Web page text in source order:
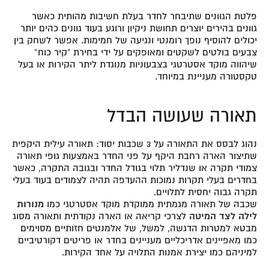
פלטת הגוונים שתיבחר לחדר בעלת חשיבות מהותית כאשר
גוונים בהירים יוצרים תחושת ניקיון ורוגע בעוד גוונים כהים יותר
יכולים להוסיף נופך רומנטי ונגיעה של חמימות. אפשר לשחק בין
צבעים בולטים לשקטים ומאופקים על ידי בחירת “קיר כוח”
שיהווה מוקד אסטרטגי בצבעוניות מנוגדת ליתר הקירות או בעל
טקסטורה מעניינת במיוחד.
תאורה שעושה הבדל
נהוג לבסס את התאורה על 3 שכבות יסוד: תאורה עילית היקפית
שתיצור הארה רחבת היקף על פני החדר באמצעות גופי תאורה
צמודי תקרה או שנדליר תלוי בגודל החדר ובגובה התקרה, כאשר
בחדרים בעלי תקרות נמוכות ההעדפה תהיה לצמודים בעוד בעלי
תקרה גבוה יחסית לתלויים.
שכבה של תאורה מגמתית ממוקדת מוקד אסטרטגי כמו מנורות
לילה לצד המיטה לצרכי קריאה או הארה נקודתית ותאורה מסוג
מבטא למטרות הדגשה, למשל, של אלמנטים חזותיים מסוימים
כמו מאפיינים אדריכליים מעניינים בחדר או פריטים דקורטיביים
למיניהם כמו יצירת אמנות התלויה על אחד הקירות.